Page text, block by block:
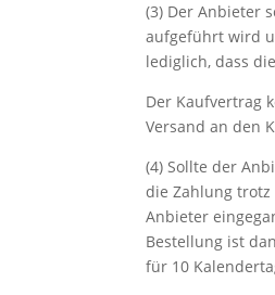
(3) Der Anbieter
aufgeführt wird
lediglich, dass
Der Kaufvertrag
Versand an den
(4) Sollte der
die Zahlung
Anbieter
Bestellung ist
für 10